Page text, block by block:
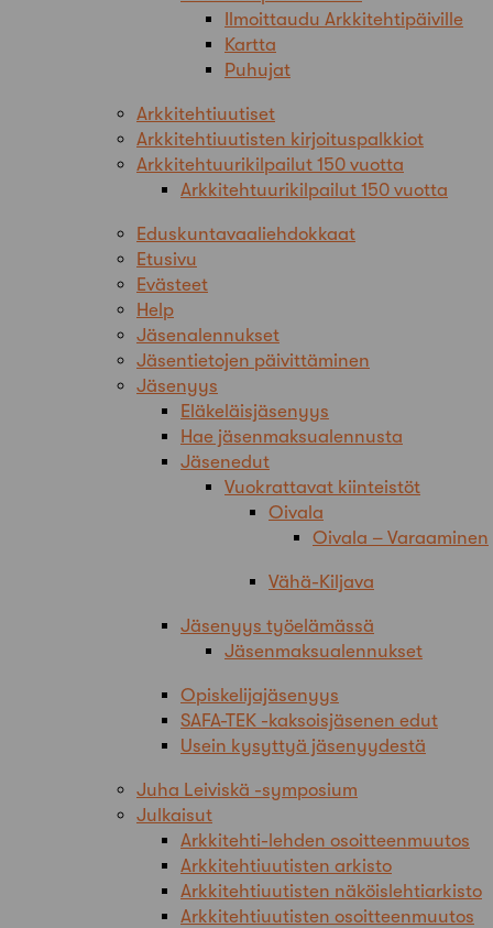
Ilmoittaudu Arkkitehtipäiville
Kartta
Puhujat
Arkkitehtiuutiset
Arkkitehtiuutisten kirjoituspalkkiot
Arkkitehtuurikilpailut 150 vuotta
Arkkitehtuurikilpailut 150 vuotta
Eduskuntavaaliehdokkaat
Etusivu
Evästeet
Help
Jäsenalennukset
Jäsentietojen päivittäminen
Jäsenyys
Eläkeläisjäsenyys
Hae jäsenmaksualennusta
Jäsenedut
Vuokrattavat kiinteistöt
Oivala
Oivala – Varaaminen
Vähä-Kiljava
Jäsenyys työelämässä
Jäsenmaksualennukset
Opiskelijajäsenyys
SAFA-TEK -kaksoisjäsenen edut
Usein kysyttyä jäsenyydestä
Juha Leiviskä -symposium
Julkaisut
Arkkitehti-lehden osoitteenmuutos
Arkkitehtiuutisten arkisto
Arkkitehtiuutisten näköislehtiarkisto
Arkkitehtiuutisten osoitteenmuutos